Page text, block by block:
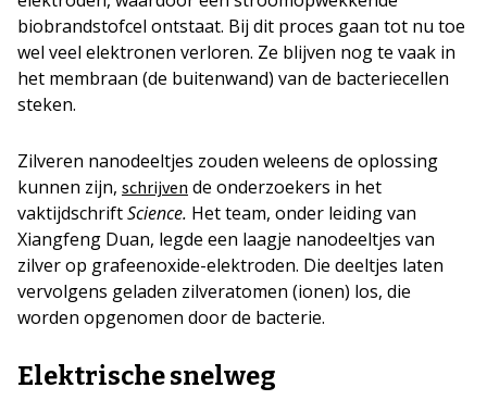
biobrandstofcel ontstaat. Bij dit proces gaan tot nu toe
wel veel elektronen verloren. Ze blijven nog te vaak in
het membraan (de buitenwand) van de bacteriecellen
steken.
Zilveren nanodeeltjes zouden weleens de oplossing
kunnen zijn, schrijven de onderzoekers in het
vaktijdschriftScience. Het team, onder leiding van
Xiangfeng Duan, legde een laagje nanodeeltjes van
zilver op grafeenoxide-elektroden. Die deeltjes laten
vervolgens geladen zilveratomen (ionen) los, die
worden opgenomen door de bacterie.
Elektrische snelweg